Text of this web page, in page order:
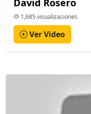
1,685 visualizaciones
Ver Video